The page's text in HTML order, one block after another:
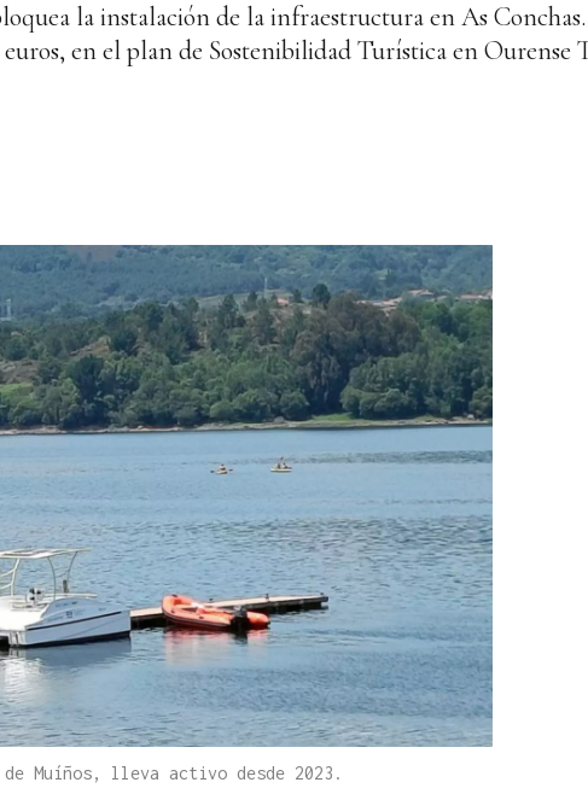
la instalación de la infraestructura en As
en el plan de Sostenibilidad Turística en Ourense
Muíños, lleva activo desde 2023.